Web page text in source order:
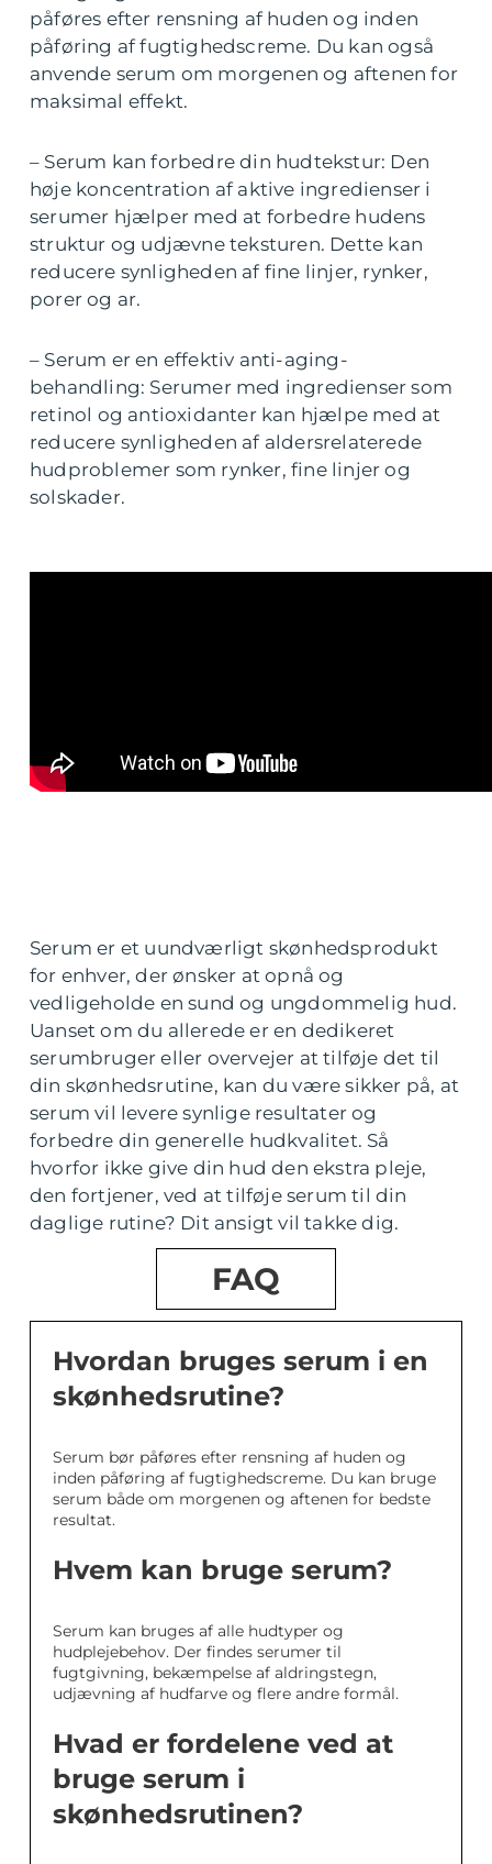
påføres efter rensning af huden og inden
påføring af fugtighedscreme. Du kan også
anvende serum om morgenen og aftenen for
maksimal effekt.
– Serum kan forbedre din hudtekstur: Den
høje koncentration af aktive ingredienser i
serumer hjælper med at forbedre hudens
struktur og udjævne teksturen. Dette kan
reducere synligheden af fine linjer, rynker,
porer og ar.
– Serum er en effektiv anti-aging-
behandling: Serumer med ingredienser som
retinol og antioxidanter kan hjælpe med at
reducere synligheden af aldersrelaterede
hudproblemer som rynker, fine linjer og
solskader.
Serum er et uundværligt skønhedsprodukt
for enhver, der ønsker at opnå og
vedligeholde en sund og ungdommelig hud.
Uanset om du allerede er en dedikeret
serumbruger eller overvejer at tilføje det til
din skønhedsrutine, kan du være sikker på, at
serum vil levere synlige resultater og
forbedre din generelle hudkvalitet. Så
hvorfor ikke give din hud den ekstra pleje,
den fortjener, ved at tilføje serum til din
daglige rutine? Dit ansigt vil takke dig.
FAQ
Hvordan bruges serum i en
skønhedsrutine?
Serum bør påføres efter rensning af huden og
inden påføring af fugtighedscreme. Du kan bruge
serum både om morgenen og aftenen for bedste
resultat.
Hvem kan bruge serum?
Serum kan bruges af alle hudtyper og
hudplejebehov. Der findes serumer til
fugtgivning, bekæmpelse af aldringstegn,
udjævning af hudfarve og flere andre formål.
Hvad er fordelene ved at
bruge serum i
skønhedsrutinen?